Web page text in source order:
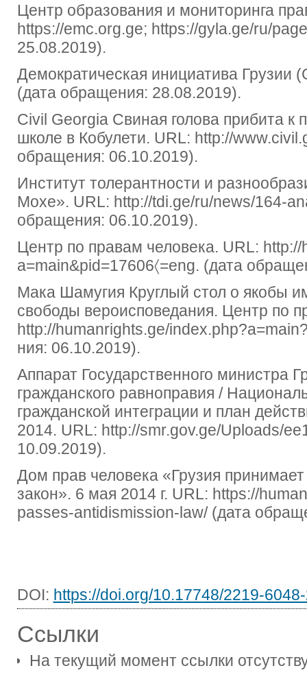
Центр образования и мониторинга
https://emc.org.ge; https://gyla.ge/ru/
25.08.2019).
Демократическая инициатива Грузии
(дата обращения: 28.08.2019).
Civil Georgia Свиная голова прибита к
школе в Кобулети. URL: http://
обращения: 06.10.2019).
Институт толерантности и
Мохе». URL: http://tdi.ge/ru/news/164-
обращения: 06.10.2019).
Центр по правам человека. URL:
a=main&pid=17606〈=eng. (дата
Мака Шамугия Круглый стол о якобы
свободы вероисповедания. Центр по
http://humanrights.ge/
ния: 06.10.2019).
Аппарат Государственного министра
гражданского равноправия /
гражданской интеграции и план
2014. URL: http://smr.gov.ge/Uploads/
10.09.2019).
Дом прав человека «Грузия
закон». 6 мая 2014 г. URL: https://
passes-antidismission-law/ (дата
DOI: https://doi.org/10.17748/2219-
Ссылки
На текущий момент ссылки